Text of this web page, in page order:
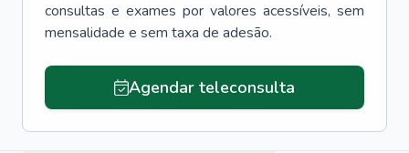
consultas e exames por valores acessíveis, sem
mensalidade e sem taxa de adesão.
Agendar teleconsulta